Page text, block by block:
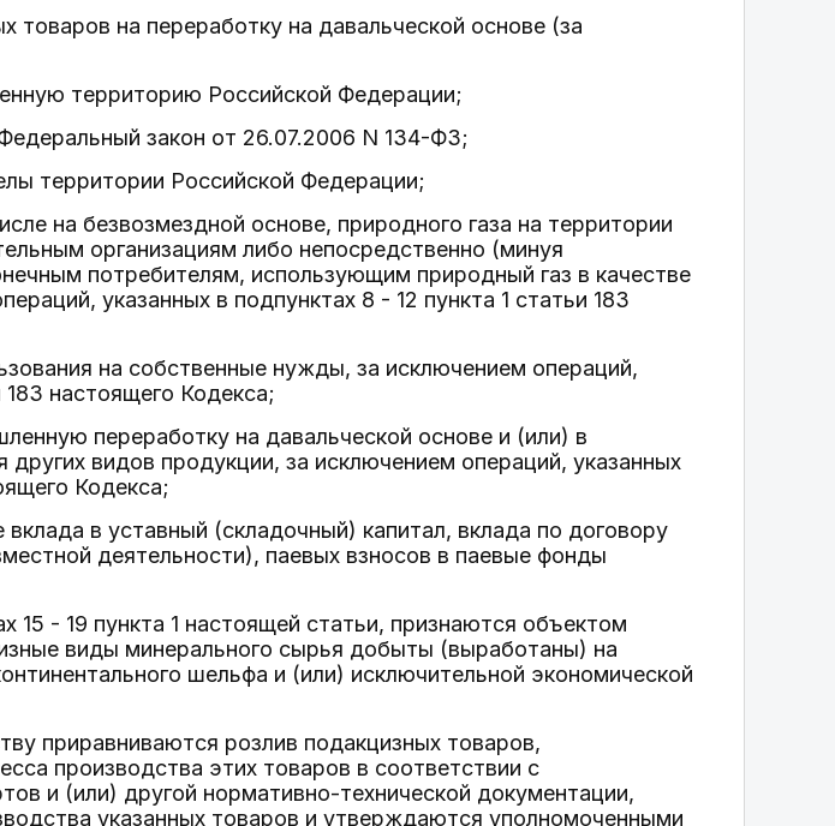
товаров на переработку на давальческой основе (за
территорию Российской Федерации;
закон от 26.07.2006 N 134-ФЗ;
территории Российской Федерации;
на безвозмездной основе, природного газа на территории
организациям либо непосредственно (минуя
потребителям, использующим природный газ в качестве
указанных в подпунктах 8 - 12 пункта 1 статьи 183
на собственные нужды, за исключением операций,
183 настоящего Кодекса;
переработку на давальческой основе и (или) в
других видов продукции, за исключением операций, указанных
Кодекса;
вклада в уставный (складочный) капитал, вклада по договору
деятельности), паевых взносов в паевые фонды
15 - 19 пункта 1 настоящей статьи, признаются объектом
виды минерального сырья добыты (выработаны) на
шельфа и (или) исключительной экономической
приравниваются розлив подакцизных товаров,
производства этих товаров в соответствии с
и (или) другой нормативно-технической документации,
указанных товаров и утверждаются уполномоченными